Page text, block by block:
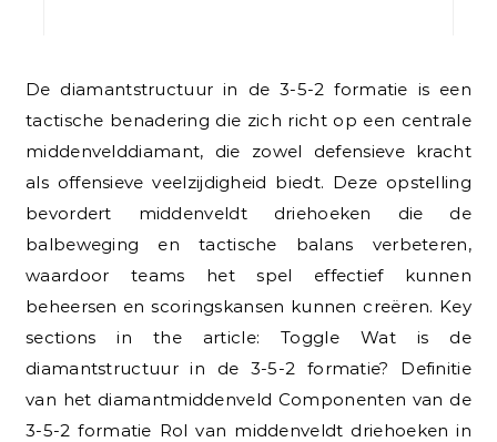
De diamantstructuur in de 3-5-2 formatie is een
tactische benadering die zich richt op een centrale
middenvelddiamant, die zowel defensieve kracht
als offensieve veelzijdigheid biedt. Deze opstelling
bevordert middenveldt driehoeken die de
balbeweging en tactische balans verbeteren,
waardoor teams het spel effectief kunnen
beheersen en scoringskansen kunnen creëren. Key
sections in the article: Toggle Wat is de
diamantstructuur in de 3-5-2 formatie? Definitie
van het diamantmiddenveld Componenten van de
3-5-2 formatie Rol van middenveldt driehoeken in